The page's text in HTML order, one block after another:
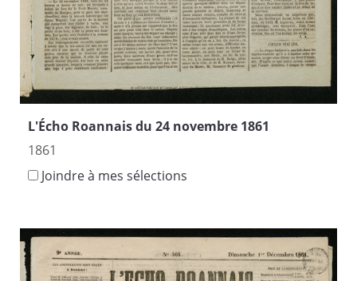
L'Écho Roannais du 24 novembre 1861
1861
Joindre à mes sélections